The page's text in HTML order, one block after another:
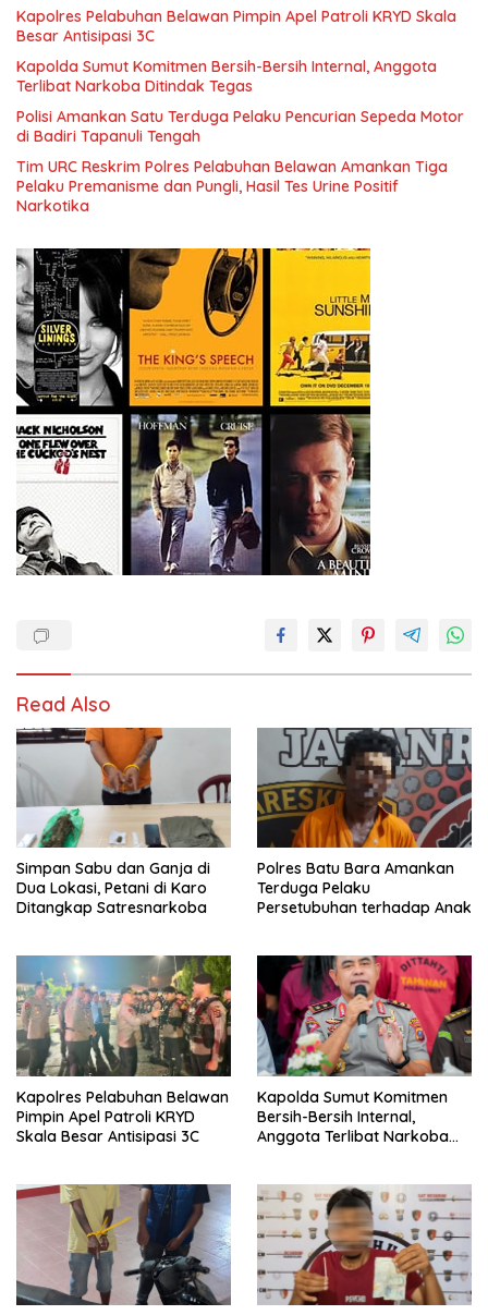
Kapolres Pelabuhan Belawan Pimpin Apel Patroli KRYD Skala
Besar Antisipasi 3C
Kapolda Sumut Komitmen Bersih-Bersih Internal, Anggota
Terlibat Narkoba Ditindak Tegas
Polisi Amankan Satu Terduga Pelaku Pencurian Sepeda Motor
di Badiri Tapanuli Tengah
Tim URC Reskrim Polres Pelabuhan Belawan Amankan Tiga
Pelaku Premanisme dan Pungli, Hasil Tes Urine Positif
Narkotika
Read Also
Simpan Sabu dan Ganja di
Dua Lokasi, Petani di Karo
Ditangkap Satresnarkoba
Polres Batu Bara Amankan
Terduga Pelaku
Persetubuhan terhadap Anak
Kapolres Pelabuhan Belawan
Pimpin Apel Patroli KRYD
Skala Besar Antisipasi 3C
Kapolda Sumut Komitmen
Bersih-Bersih Internal,
Anggota Terlibat Narkoba